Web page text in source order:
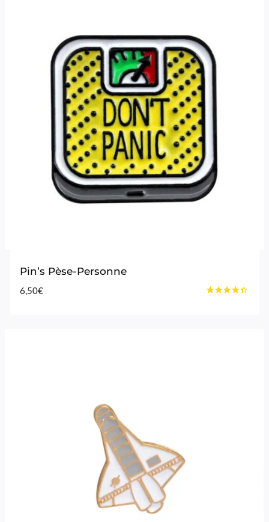
Pin’s Pèse-Personne
6,50€